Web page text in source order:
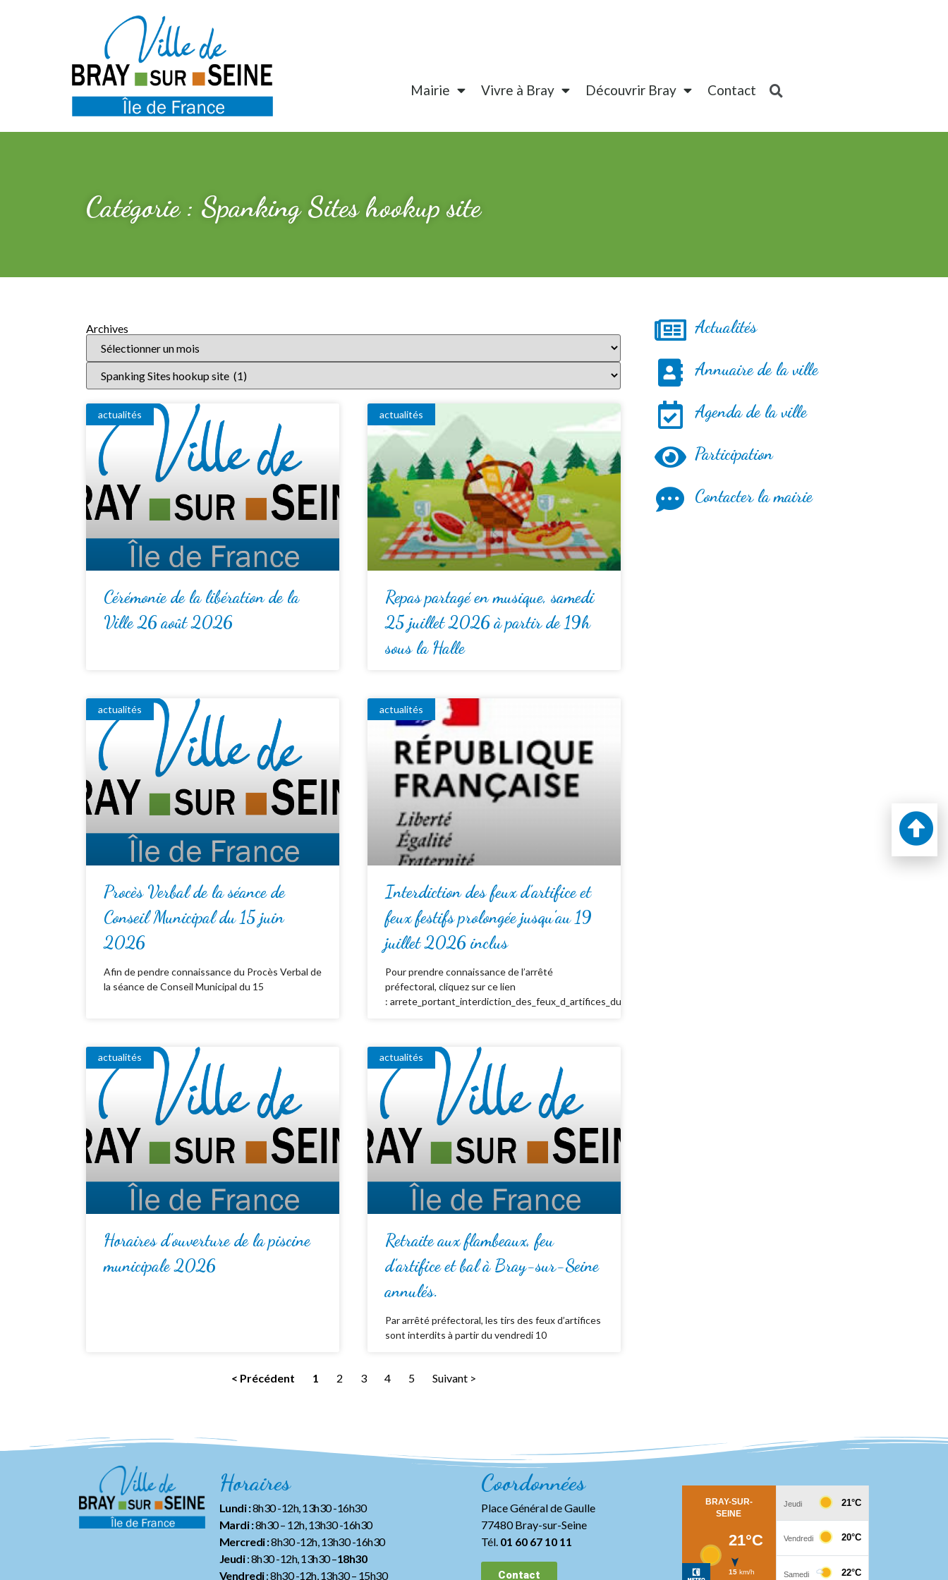
Mairie Vivre à Bray Découvrir Bray Contact
Catégorie : Spanking Sites hookup site
Archives
actualités
Cérémonie de la libération de la
Ville 26 août 2026
actualités
Repas partagé en musique, samedi
25 juillet 2026 à partir de 19h
sous la Halle
actualités
Procès Verbal de la séance de
Conseil Municipal du 15 juin
2026
Afin de pendre connaissance du Procès Verbal de
la séance de Conseil Municipal du 15
actualités
Interdiction des feux d’artifice et
feux festifs prolongée jusqu’au 19
juillet 2026 inclus
Pour prendre connaissance de l’arrêté
préfectoral, cliquez sur ce lien
: arrete_portant_interdiction_des_feux_d_artifices_du_15_au_19_juillet_2026
actualités
Horaires d’ouverture de la piscine
municipale 2026
actualités
Retraite aux flambeaux, feu
d’artifice et bal à Bray-sur-Seine
annulés.
Par arrêté préfectoral, les tirs des feux d’artifices
sont interdits à partir du vendredi 10
< Précédent 1 2 3 4 5 Suivant >
Actualités
Annuaire de la ville
Agenda de la ville
Participation
Contacter la mairie
Horaires
Lundi :8h30 -12h, 13h30 -16h30
Mardi :8h30 – 12h, 13h30 -16h30
Mercredi :8h30 -12h, 13h30 -16h30
Jeudi: 8h30 -12h, 13h30 –18h30
Vendredi: 8h30 -12h, 13h30– 15h30
Coordonnées
Place Général de Gaulle
77480 Bray-sur-Seine
Tél. 01 60 67 10 11
Contact